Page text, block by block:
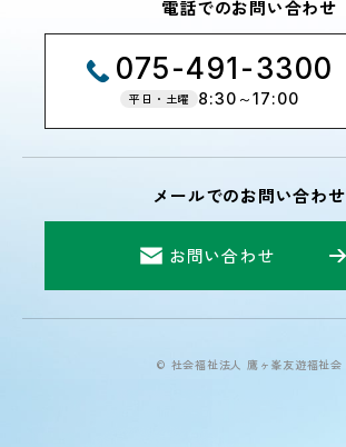
電話でのお問い合わせ
075-491-3300
平日・土曜 8:30～17:00
メールでのお問い合わせ
お問い合わせ
© 社会福祉法人 鷹ヶ峯友遊福祉会